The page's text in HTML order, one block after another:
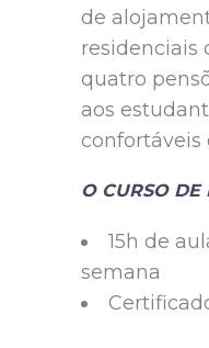
de
residenciais
quatro
aos
confortáveis
O CURSO DE
15h de
semana